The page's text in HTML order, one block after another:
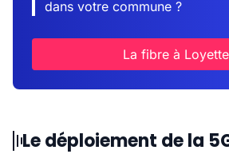
dans votre commune ?
La fibre à
Le déploiement de la